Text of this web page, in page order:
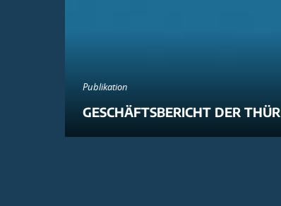
Publikation
GESCHÄFTSBERICHT DER